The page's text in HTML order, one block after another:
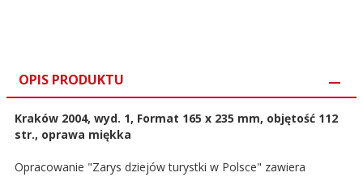
OPIS PRODUKTU
Kraków 2004, wyd. 1, Format 165 x 235 mm, objętość 112
str., oprawa miękka
Opracowanie "Zarys dziejów turystki w Polsce" zawiera